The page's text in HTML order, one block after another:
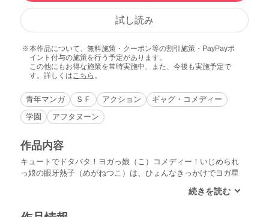
試し読み
本作品について、無料施策・クーポン等の割引施策・PayPayポ
イント付与の施策を行う予定があります。
この他にもお得な施策を常時実施中、また、今後も実施予定で
す。詳しくは こちら 。
青年マンガ ＳＦ アクション
ギャグ・コメディー
学園
アフタヌーン
作品内容
キュートでドタバタ！ヨガっ娘（こ）コメディー！いじめられ
っ娘の眼牙熱子（めがねつこ）は、ひょんなきっかけでヨガ星
に。持ち前の気性の荒さから、やることなすことトラブルだら